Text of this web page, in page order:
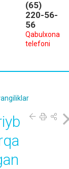
(65)
220-56-
56
Qabulxona
telefoni